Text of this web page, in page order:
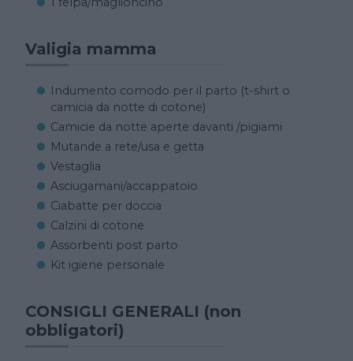
Valigia mamma
Indumento comodo per il parto (t-shirt o
camicia da notte di cotone)
Camicie da notte aperte davanti /pigiami
Mutande a rete/usa e getta
Vestaglia
Asciugamani/accappatoio
Ciabatte per doccia
Calzini di cotone
Assorbenti post parto
Kit igiene personale
CONSIGLI GENERALI (non
obbligatori)